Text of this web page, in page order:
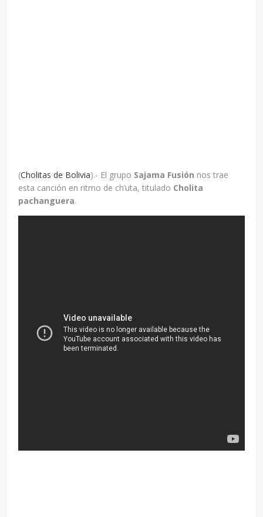
(Cholitas de Bolivia).- El grupo Sajama Fusión nos trae
esta canción en ritmo de ch’uta, titulado Cholita
pachanguera.